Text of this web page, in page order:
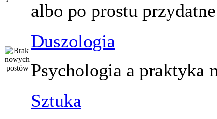
albo po prostu
Duszologia
Psychologia a praktyka
Sztuka